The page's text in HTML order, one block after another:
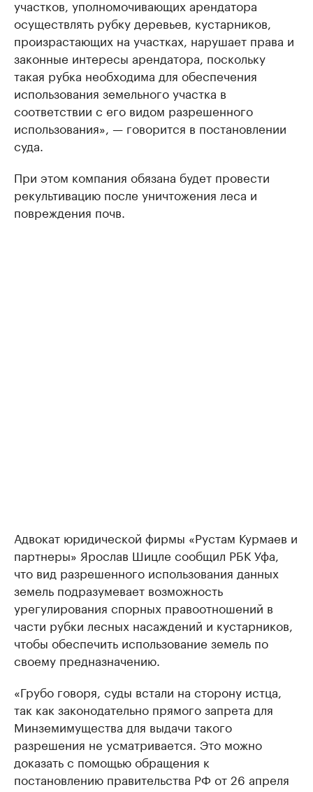
участков, уполномочивающих арендатора
осуществлять рубку деревьев, кустарников,
произрастающих на участках, нарушает права и
законные интересы арендатора, поскольку
такая рубка необходима для обеспечения
использования земельного участка в
соответствии с его видом разрешенного
использования», — говорится в постановлении
суда.
При этом компания обязана будет провести
рекультивацию после уничтожения леса и
повреждения почв.
Адвокат юридической фирмы «Рустам Курмаев и
партнеры» Ярослав Шицле сообщил РБК Уфа,
что вид разрешенного использования данных
земель подразумевает возможность
урегулирования спорных правоотношений в
части рубки лесных насаждений и кустарников,
чтобы обеспечить использование земель по
своему предназначению.
«Грубо говоря, суды встали на сторону истца,
так как законодательно прямого запрета для
Минземимущества для выдачи такого
разрешения не усматривается. Это можно
доказать с помощью обращения к
постановлению правительства РФ от 26 апреля